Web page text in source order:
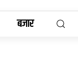
बजार